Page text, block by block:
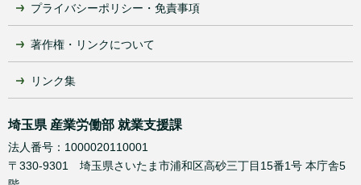
埼玉県 産業労働部 就業支援課
法人番号：1000020110001
〒330-9301 埼玉県さいたま市浦和区高砂三丁目15番1号 本庁舎5
プライバシーポリシー・免責事項
著作権・リンクについて
リンク集